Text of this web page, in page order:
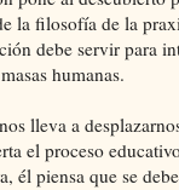
la filosofía de la
debe servir para
humanas.
lleva a
el proceso
él piensa que se